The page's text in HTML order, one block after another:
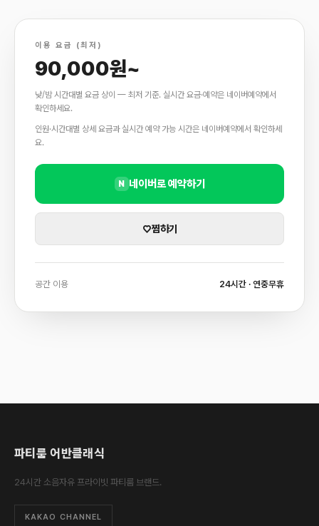
이용 요금 (최저)
90,000원~
낮/밤 시간대별 요금 상이 — 최저 기준. 실시간 요금·예약은 네이버예약에서
확인하세요.
인원·시간대별 상세 요금과 실시간 예약 가능 시간은 네이버예약에서 확인하세
요.
N 네이버로 예약하기
♡찜하기
공간 이용 24시간 · 연중무휴
파티룸 어반클래식
24시간 소음자유 프라이빗 파티룸 브랜드.
KAKAO CHANNEL